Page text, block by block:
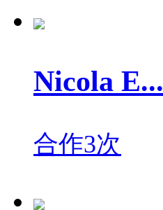
Nicola E...
合作3次